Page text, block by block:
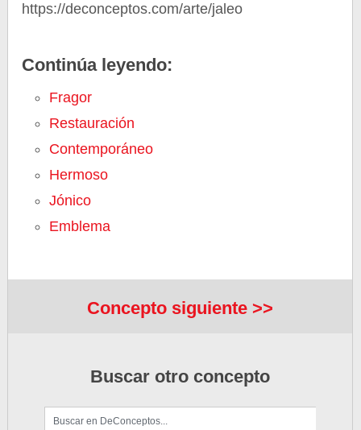
https://deconceptos.com/arte/jaleo
Continúa leyendo:
Fragor
Restauración
Contemporáneo
Hermoso
Jónico
Emblema
Concepto siguiente >>
Buscar otro concepto